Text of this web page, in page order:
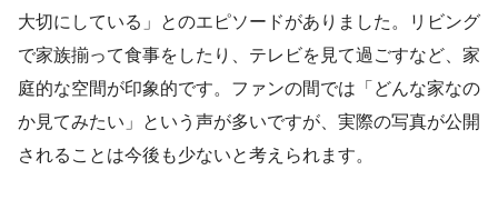
大切にしている」とのエピソードがありました。リビング
で家族揃って食事をしたり、テレビを見て過ごすなど、家
庭的な空間が印象的です。ファンの間では「どんな家なの
か見てみたい」という声が多いですが、実際の写真が公開
されることは今後も少ないと考えられます。